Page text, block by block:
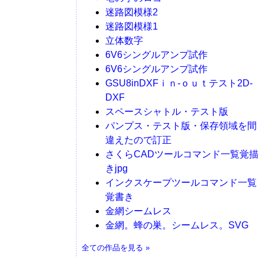
迷路図模様2
迷路図模様1
立体数字
6V6シングルアンプ試作
6V6シングルアンプ試作
GSU8inDXFｉｎ-ｏｕｔテスト2D-
DXF
スペースシャトル・テスト版
パンプス・テスト版・保存領域を間
違えたので訂正
さくらCADツールコマンド一覧覚描
きjpg
インクスケープツールコマンド一覧
覚書き
金網シームレス
金網。蜂の巣。シームレス。SVG
全ての作品を見る »